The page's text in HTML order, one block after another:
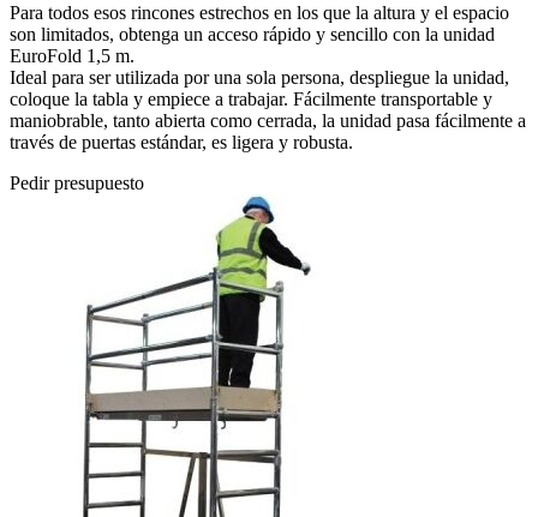
Para todos esos rincones estrechos en los que la altura y el espacio
son limitados, obtenga un acceso rápido y sencillo con la unidad
EuroFold 1,5 m.
Ideal para ser utilizada por una sola persona, despliegue la unidad,
coloque la tabla y empiece a trabajar. Fácilmente transportable y
maniobrable, tanto abierta como cerrada, la unidad pasa fácilmente a
través de puertas estándar, es ligera y robusta.
Pedir presupuesto